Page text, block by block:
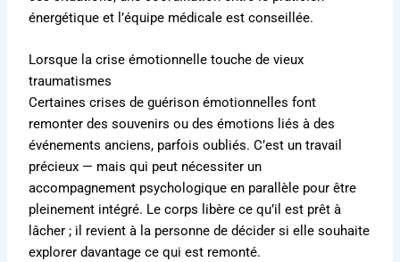
énergétique et l’équipe médicale est conseillée.
Lorsque la crise émotionnelle touche de vieux
traumatismes
Certaines crises de guérison émotionnelles font
remonter des souvenirs ou des émotions liés à des
événements anciens, parfois oubliés. C’est un travail
précieux — mais qui peut nécessiter un
accompagnement psychologique en parallèle pour être
pleinement intégré. Le corps libère ce qu’il est prêt à
lâcher ; il revient à la personne de décider si elle souhaite
explorer davantage ce qui est remonté.